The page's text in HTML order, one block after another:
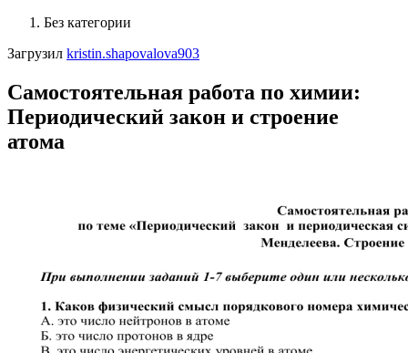
Без категории
Загрузил kristin.shapovalova903
Самостоятельная работа по химии:
Периодический закон и строение
атома